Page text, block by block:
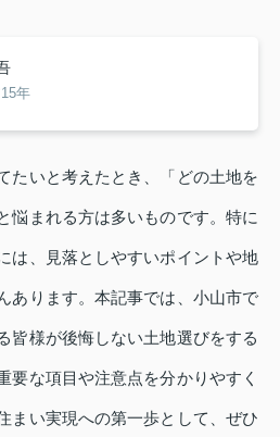
年
たいと考えたとき、「どの土地を
悩まれる方は多いものです。特に
は、見落としやすいポイントや地
あります。本記事では、小山市で
皆様が後悔しない土地選びをする
要な項目や注意点を分かりやすく
まい実現への第一歩として、ぜひ